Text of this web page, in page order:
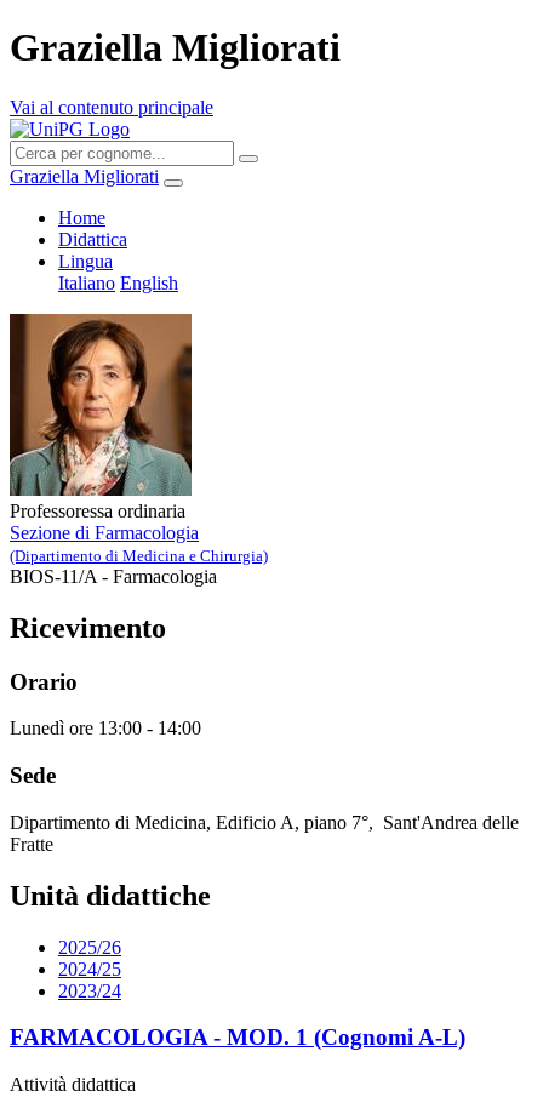
Graziella Migliorati
Vai al contenuto principale
Graziella Migliorati
Home
Didattica
Lingua
Italiano English
Professoressa ordinaria
Sezione di Farmacologia
(Dipartimento di Medicina e Chirurgia)
BIOS-11/A - Farmacologia
Ricevimento
Orario
Lunedì ore 13:00 - 14:00
Sede
Dipartimento di Medicina, Edificio A, piano 7°, Sant'Andrea delle
Fratte
Unità didattiche
2025/26
2024/25
2023/24
FARMACOLOGIA - MOD. 1 (Cognomi A-L)
Attività didattica